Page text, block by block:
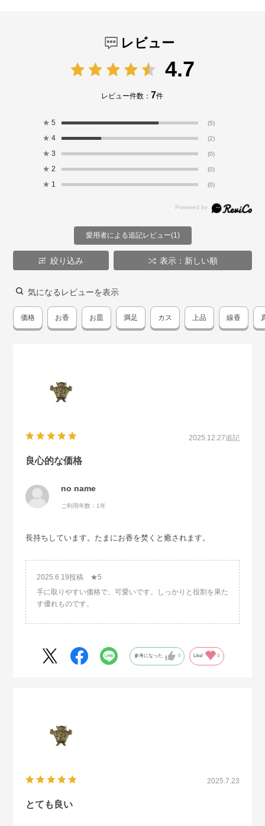
レビュー
4.7
レビュー件数： 7件
★ 5 (5)
★ 4 (2)
★ 3 (0)
★ 2 (0)
★ 1 (0)
愛用者による追記レビュー(1)
絞り込み 表示：新しい順
気になるレビューを表示
価格 お香 お皿 満足 カス 上品 線香
2025.12.27追記
良心的な価格
no name
ご利用年数：1年
長持ちしています。たまにお香を焚くと癒されます。
2025.6.19投稿 ★5
手に取りやすい価格で、可愛いです。しっかりと役割を果た
す優れものです。
参考になった 0 Like! 0
2025.7.23
とても良い